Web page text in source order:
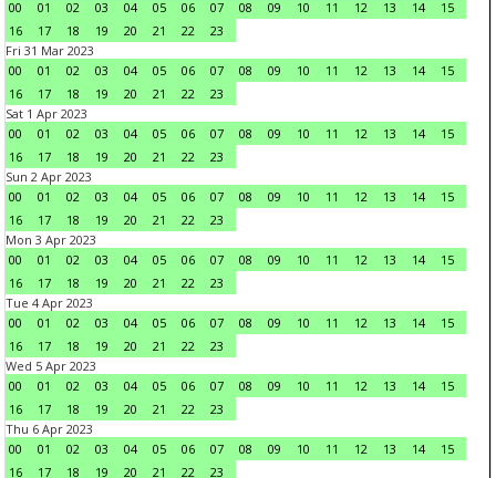
00
01 02 03 04 05 06 07 08 09 10 11 12 13 14
15
16
17 18 19 20 21 22
23
Fri 31 Mar 2023
00
01 02 03 04 05 06 07 08 09 10 11 12 13 14
15
16
17 18 19 20 21 22
23
Sat 1 Apr 2023
00
01 02 03 04 05 06 07 08 09 10 11 12 13 14
15
16
17 18 19 20 21 22
23
Sun 2 Apr 2023
00
01 02 03 04 05 06 07 08 09 10 11 12 13 14
15
16
17 18 19 20 21 22
23
Mon 3 Apr 2023
00
01 02 03 04 05 06 07 08 09 10 11 12 13 14
15
16
17 18 19 20 21 22
23
Tue 4 Apr 2023
00
01 02 03 04 05 06 07 08 09 10 11 12 13 14
15
16
17 18 19 20 21 22
23
Wed 5 Apr 2023
00
01 02 03 04 05 06 07 08 09 10 11 12 13 14
15
16
17 18 19 20 21 22
23
Thu 6 Apr 2023
00
01 02 03 04 05 06 07 08 09 10 11 12 13 14
15
16
17 18 19 20 21 22
23